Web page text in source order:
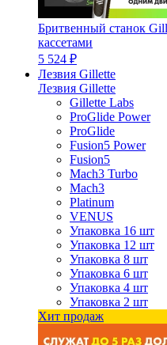
Бритвенный станок
кассетами
5 524 ₽
Лезвия Gillette
Лезвия Gillette
Gillette Labs
ProGlide Power
ProGlide
Fusion5 Power
Fusion5
Mach3 Turbo
Mach3
Platinum
VENUS
Упаковка 16 шт
Упаковка 12 шт
Упаковка 8 шт
Упаковка 6 шт
Упаковка 4 шт
Упаковка 2 шт
Хит продаж